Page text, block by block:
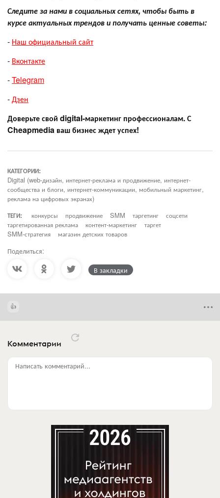
Следите за нами в социальных сетях, чтобы быть в
курсе актуальных трендов и получать ценные советы:
- Наш официальный сайт
- Вконтакте
-Telegram
-Дзен
Доверьте свой digital-маркетинг профессионалам. С
Cheapmedia ваш бизнес ждет успех!
КАТЕГОРИИ:
Digital (web-дизайн, интернет-реклама и продвижение, интернет-
сообщества и блоги, интернет-коммуникации, мобильный маркетинг,
реклама на цифровых экранах)
ТЕГИ:
конкурсы продвижение SMM таргетинг
соцсети
таргетированная реклама
контент-маркетинг
таргет
SMM-стратегия
магазин детских товаров
Поделиться:
В закладки
Комментарии
Написать комментарий...